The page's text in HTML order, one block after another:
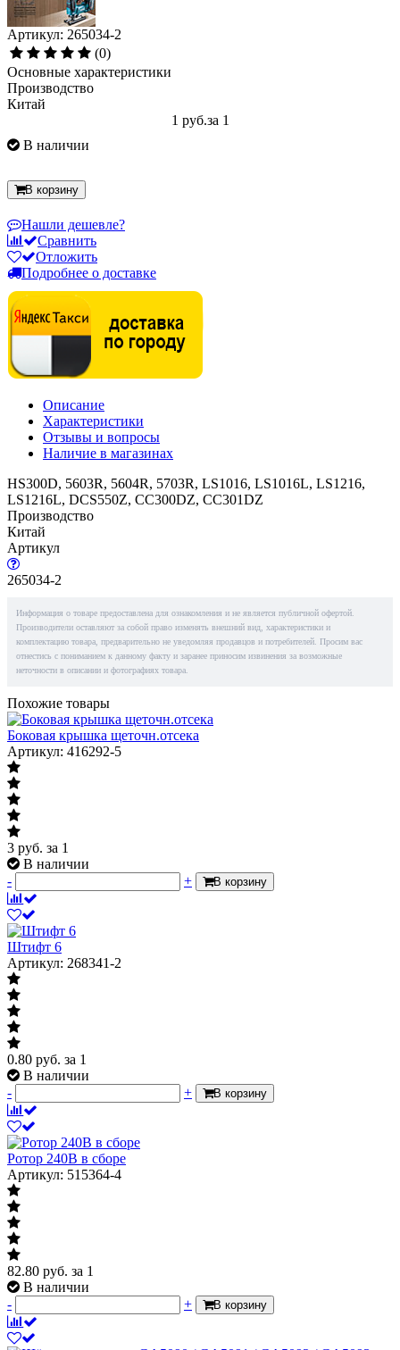
Артикул: 265034-2
(0)
Основные характеристики
Производство
Китай
1 руб.за 1
В наличии
В корзину
Нашли дешевле?
Сравнить
Отложить
Подробнее о доставке
Описание
Характеристики
Отзывы и вопросы
Наличие в магазинах
HS300D, 5603R, 5604R, 5703R, LS1016, LS1016L, LS1216,
LS1216L, DCS550Z, CC300DZ, CC301DZ
Производство
Китай
Артикул
265034-2
Информация о товаре предоставлена для ознакомления и не является публичной офертой.
Производители оставляют за собой право изменять внешний вид, характеристики и
комплектацию товара, предварительно не уведомляя продавцов и потребителей. Просим вас
отнестись с пониманием к данному факту и заранее приносим извинения за возможные
неточности в описании и фотографиях товара.
Похожие товары
Боковая крышка щеточн.отсека
Артикул: 416292-5
3 руб. за 1
В наличии
-
+ В корзину
Штифт 6
Артикул: 268341-2
0.80 руб. за 1
В наличии
-
+ В корзину
Ротор 240В в сборе
Артикул: 515364-4
82.80 руб. за 1
В наличии
-
+ В корзину